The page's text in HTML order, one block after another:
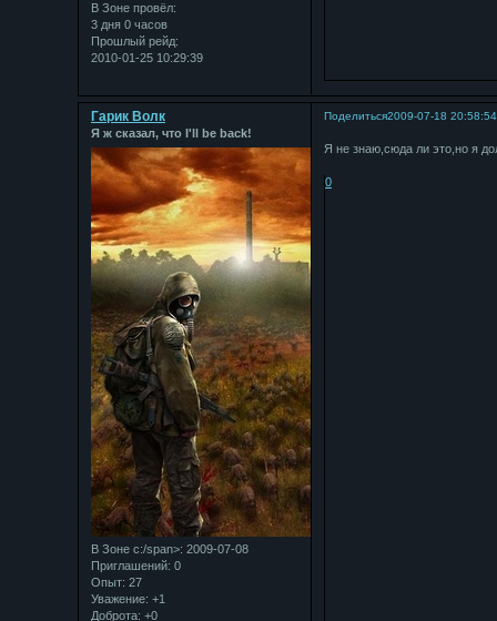
В Зоне провёл:
3 дня 0 часов
Прошлый рейд:
2010-01-25 10:29:39
Поделиться2009-07-18 20:58:54
Гарик Волк
Я ж сказал, что I'll be back!
В Зоне с:/span>: 2009-07-08
Приглашений: 0
Опыт: 27
Уважение: +1
Доброта: +0
Я не знаю,сюда ли это,но я
0